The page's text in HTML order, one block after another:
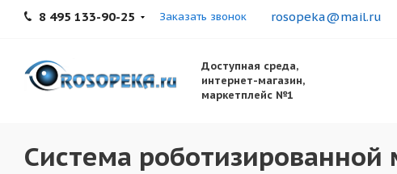
8 495 133-90-25 Заказать звонок rosopeka@mail.ru
Доступная среда,
интернет-магазин,
маркетплейс №1
Система роботизированной